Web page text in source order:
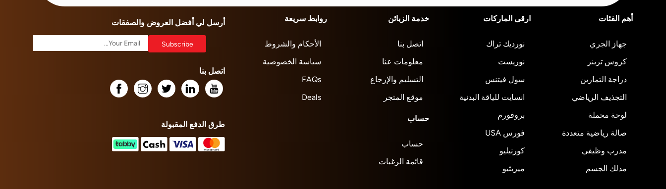
أهم الفئات
جهاز الجري
كروس ترينر
دراجة التمارين
التجذيف الرياضي
لوحة محملة
صالة رياضية متعددة
مدرب وظيفي
مدلك الجسم
ارقى الماركات
نورديك تراك
نوريست
سول فيتنس
انسايت للياقة البدنية
بروفورم
فورس USA
كورنيليو
ميريثيو
خدمة الزبائن
اتصل بنا
معلومات عنا
التسليم والإرجاع
موقع المتجر
حساب
حساب
قائمة الرغبات
روابط سريعة
الأحكام والشروط
سياسة الخصوصية
FAQs
Deals
أرسل لي أفضل العروض والصفقات
اتصل بنا
طرق الدفع المقبولة